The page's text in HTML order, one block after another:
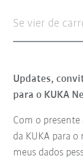
Updates,
para o KUKA
Com o
da KUKA para
meus dados